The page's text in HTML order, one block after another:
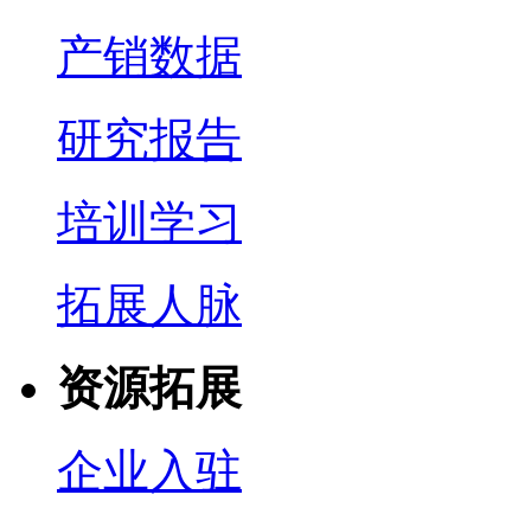
产销数据
研究报告
培训学习
拓展人脉
资源拓展
企业入驻